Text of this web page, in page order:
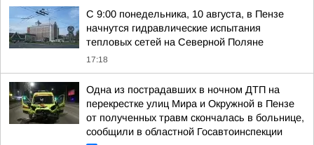
С 9:00 понедельника, 10 августа, в Пензе
начнутся гидравлические испытания
тепловых сетей на Северной Поляне
17:18
Одна из пострадавших в ночном ДТП на
перекрестке улиц Мира и Окружной в Пензе
от полученных травм скончалась в больнице,
сообщили в областной Госавтоинспекции